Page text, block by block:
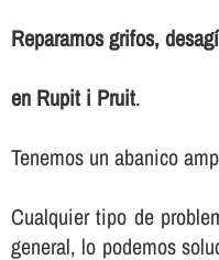
Reparamos grifos,
en Rupit i Pruit.
Tenemos un abanico
Cualquier tipo de
general, lo podemos